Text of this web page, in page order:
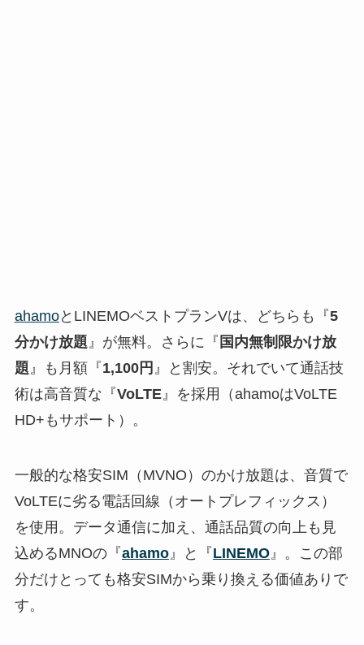
ahamoとLINEMOベストプランVは、どちらも『5
分かけ放題 』が無料。さらに『 国内無制限かけ放
題 』も月額『1,100円 』と割安。それでいて通話技
術は高音質な『VoLTE』を採用（ahamoはVoLTE
HD+もサポート）。
一般的な格安SIM（MVNO）のかけ放題は、音質で
VoLTEに劣る電話回線（オートプレフィックス）
を使用。データ通信に加え、通話品質の向上も見
込めるMNOの『ahamo』と『LINEMO』。この部
分だけとっても格安SIMから乗り換える価値ありで
す。